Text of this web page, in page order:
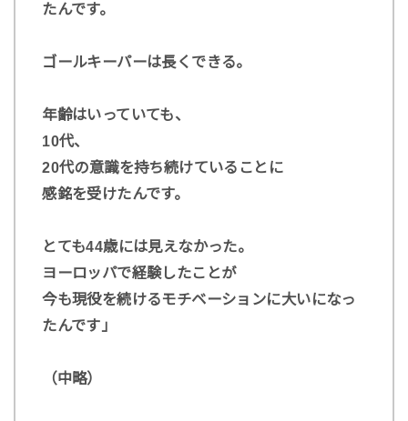
たんです。
ゴールキーパーは長くできる。
年齢はいっていても、
10代、
20代の意識を持ち続けていることに
感銘を受けたんです。
とても44歳には見えなかった。
ヨーロッパで経験したことが
今も現役を続けるモチベーションに大いになっ
たんです」
（中略）